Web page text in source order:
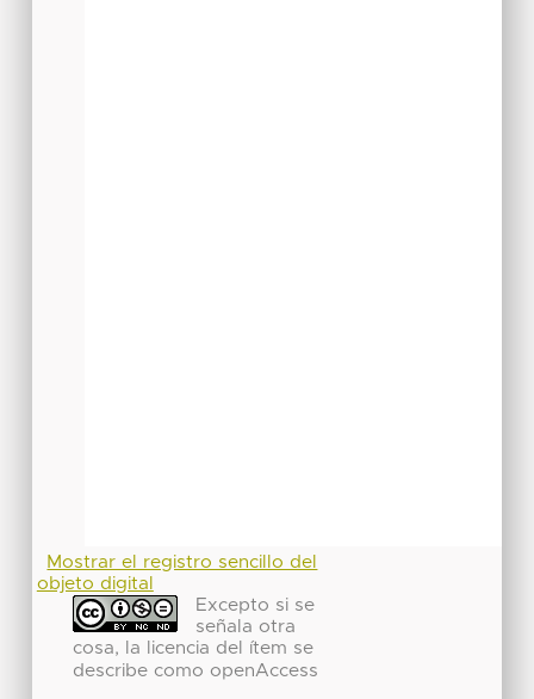
Mostrar el registro sencillo del
objeto digital
Excepto si se
señala otra
cosa, la licencia del ítem se
describe como openAccess